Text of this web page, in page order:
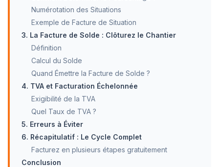
Numérotation des Situations
Exemple de Facture de Situation
3. La Facture de Solde : Clôturez le Chantier
Définition
Calcul du Solde
Quand Émettre la Facture de Solde ?
4. TVA et Facturation Échelonnée
Exigibilité de la TVA
Quel Taux de TVA ?
5. Erreurs à Éviter
6. Récapitulatif : Le Cycle Complet
Facturez en plusieurs étapes gratuitement
Conclusion